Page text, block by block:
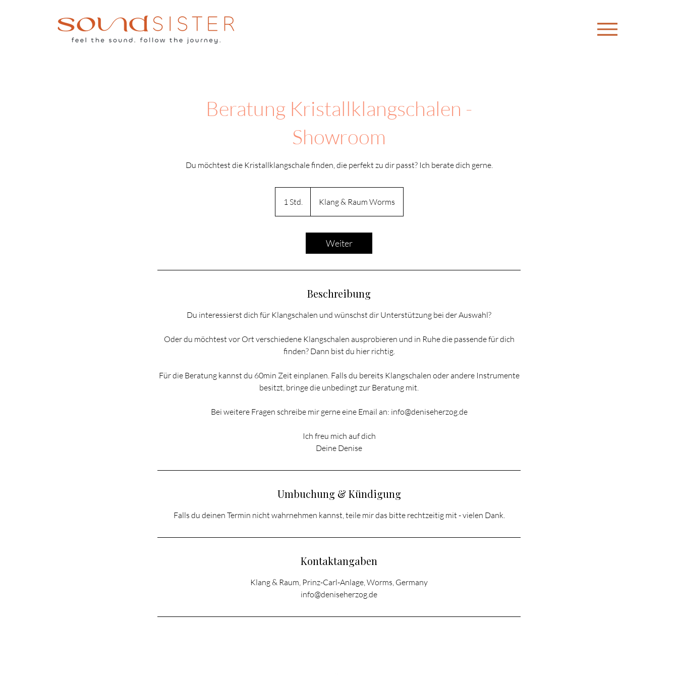
Beratung Kristallklangschalen -
Showroom
Du möchtest die Kristallklangschale finden, die perfekt zu dir passt? Ich berate dich gerne.
1 Std.1
S
Klang & Raum Worms
Weiter
Beschreibung
Du interessierst dich für Klangschalen und wünschst dir Unterstützung bei der Auswahl?
Oder du möchtest vor Ort verschiedene Klangschalen ausprobieren und in Ruhe die passende für dich
finden? Dann bist du hier richtig.
Für die Beratung kannst du 60min Zeit einplanen. Falls du bereits Klangschalen oder andere Instrumente
besitzt, bringe die unbedingt zur Beratung mit.
Bei weitere Fragen schreibe mir gerne eine Email an: info@deniseherzog.de
Ich freu mich auf dich
Deine Denise
Umbuchung & Kündigung
Falls du deinen Termin nicht wahrnehmen kannst, teile mir das bitte rechtzeitig mit - vielen Dank.
Kontaktangaben
Klang & Raum, Prinz-Carl-Anlage, Worms, Germany
info@deniseherzog.de